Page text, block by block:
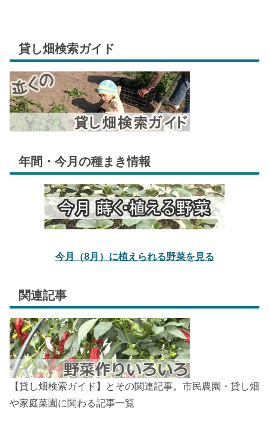
貸し畑検索ガイド
年間・今月の種まき情報
今月（8月）に植えられる野菜を見る
関連記事
【貸し畑検索ガイド】とその関連記事。市民農園・貸し畑
や家庭菜園に関わる記事一覧